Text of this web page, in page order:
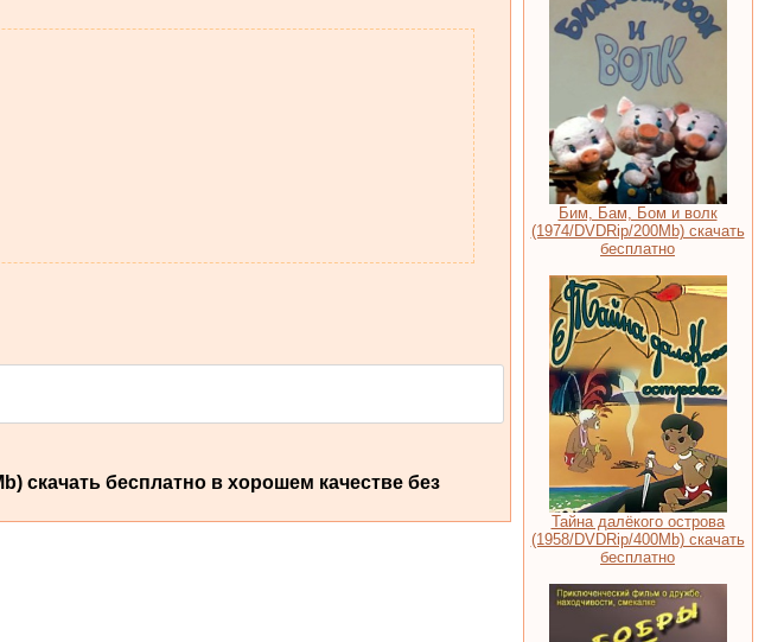
скачать бесплатно в хорошем качестве без
Бим, Бам, Бом и волк
(1974/DVDRip/200Mb) скачать
бесплатно
Тайна далёкого острова
(1958/DVDRip/400Mb) скачать
бесплатно